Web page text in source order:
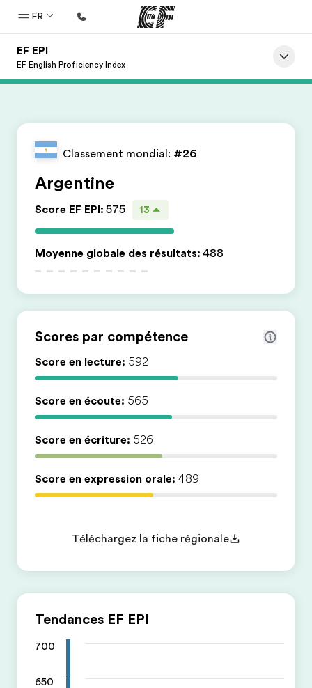
FR
Accueil
Trouver un bureau
A propos de nous
EF recrute
Rejoignez nos équipes
EF EPI
EF English Proficiency Index
Classement mondial: #26
Argentine
Score EF EPI: 575 13
Moyenne globale des résultats: 488
Scores par compétence
Score en lecture: 592
Score en écoute: 565
Score en écriture: 526
Score en expression orale: 489
Téléchargez la fiche régionale
Tendances EF EPI
700
650